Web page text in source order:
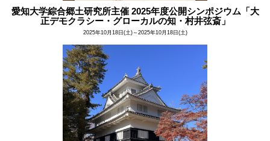
愛知大学綜合郷土研究所主催 2025年度公開シンポジウム「大
正デモクラシー・グローカルの知・村井弦斎」
2025年10月18日(土)～2025年10月18日(土)